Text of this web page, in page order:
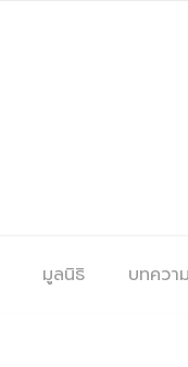
มูลนิธิ บทความ